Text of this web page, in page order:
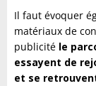
Il faut évoquer
matériaux de
publicité le
essayent de
et se